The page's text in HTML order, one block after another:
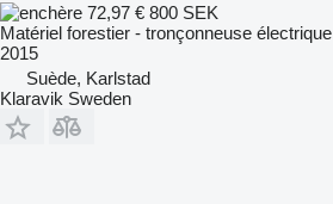
72,97 € 800 SEK
Matériel forestier - tronçonneuse électrique
2015
Suède, Karlstad
Klaravik Sweden